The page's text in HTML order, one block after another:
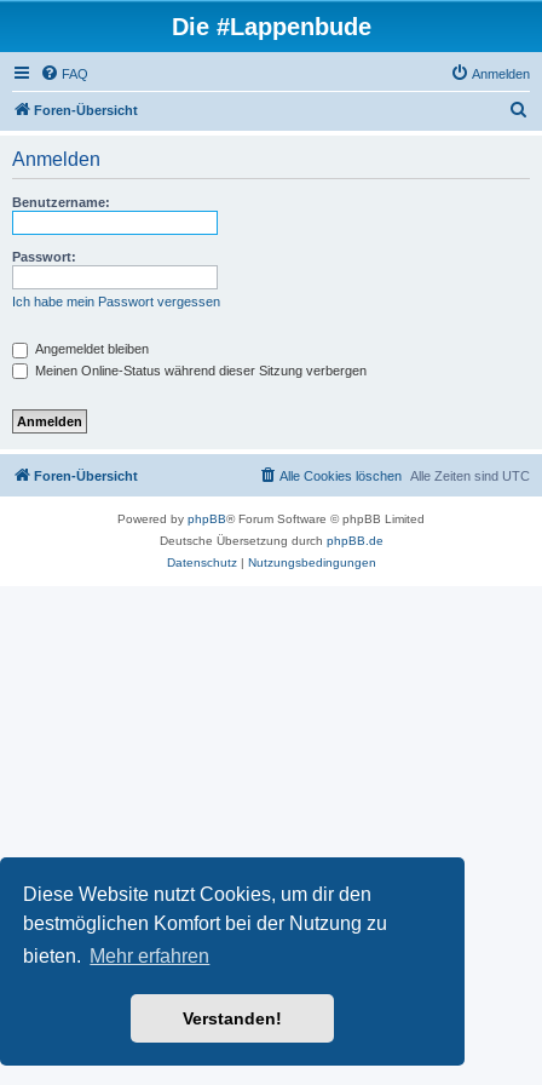
Diese Website nutzt Cookies, um dir den
bestmöglichen Komfort bei der Nutzung zu
bieten. Mehr erfahren
Verstanden!
Die #Lappenbude
FAQ Anmelden
Foren-Übersicht
Anmelden
Benutzername:
Passwort:
Ich habe mein Passwort vergessen
Angemeldet bleiben
Meinen Online-Status während dieser Sitzung verbergen
Foren-Übersicht Alle Zeiten sind UTC
Alle Cookies löschen
Powered by phpBB® Forum Software © phpBB Limited
Deutsche Übersetzung durch phpBB.de
Datenschutz| Nutzungsbedingungen